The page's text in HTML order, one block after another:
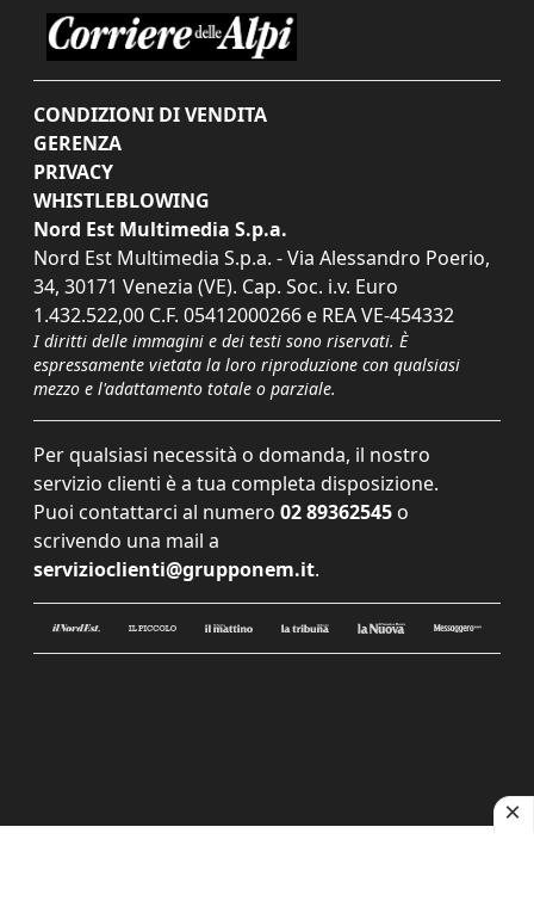
CONDIZIONI DI VENDITA
GERENZA
PRIVACY
WHISTLEBLOWING
Nord Est Multimedia S.p.a.
Nord Est Multimedia S.p.a. - Via Alessandro Poerio,
34, 30171 Venezia (VE). Cap. Soc. i.v. Euro
1.432.522,00 C.F. 05412000266 e REA VE-454332
I diritti delle immagini e dei testi sono riservati. È
espressamente vietata la loro riproduzione con qualsiasi
mezzo e l'adattamento totale o parziale.
Per qualsiasi necessità o domanda, il nostro
servizio clienti è a tua completa disposizione.
Puoi contattarci al numero 02 89362545 o
scrivendo una mail a
servizioclienti@grupponem.it.